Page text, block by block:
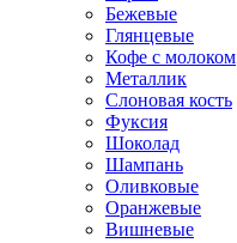
Бежевые
Глянцевые
Кофе с молоком
Металлик
Слоновая кость
Фуксия
Шоколад
Шампань
Оливковые
Оранжевые
Вишневые